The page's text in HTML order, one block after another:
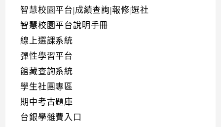
智慧校園平台|成績查詢|報修|選社
智慧校園平台說明手冊
線上選課系統
彈性學習平台
館藏查詢系統
學生社團專區
期中考古題庫
台銀學雜費入口